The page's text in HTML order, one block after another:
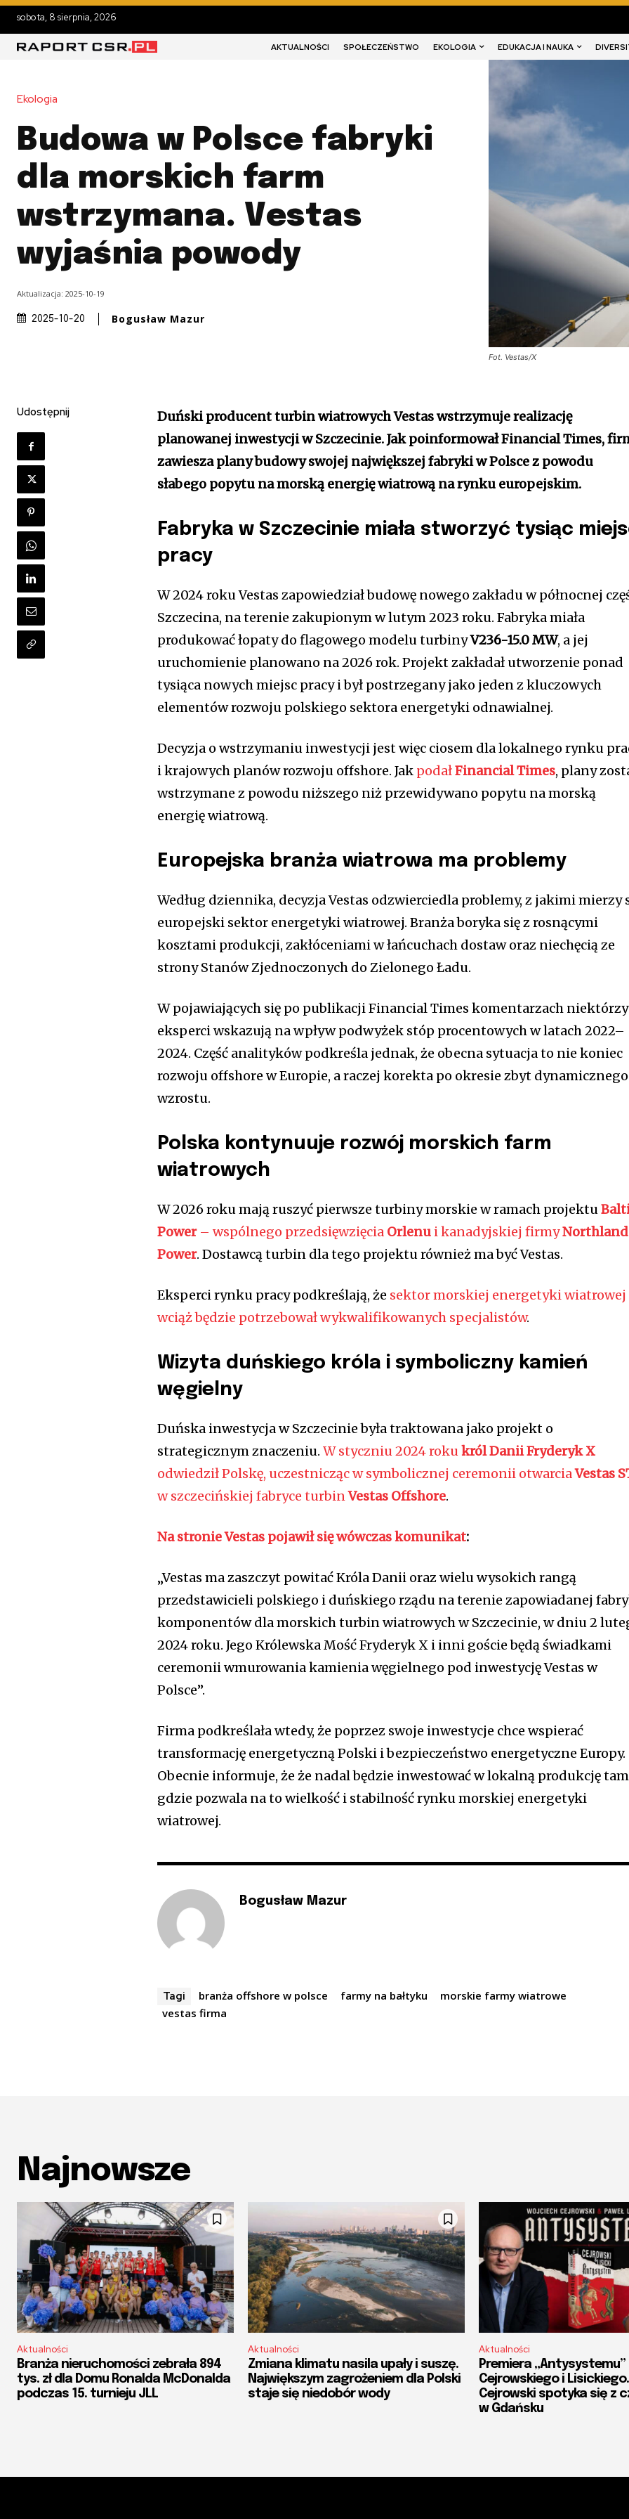
sobota, 8 sierpnia, 2026
AKTUALNOŚCI SPOŁECZEŃSTWO EKOLOGIA EDUKACJA I NAUKA
Ekologia
Budowa w Polsce fabryki
dla morskich farm
wstrzymana. Vestas
wyjaśnia powody
Aktualizacja: 2025-10-19
2025-10-20 Bogusław Mazur
Fot. Vestas/X
Udostępnij
Duński producent turbin wiatrowych Vestas wstrzymuje realizację
planowanej inwestycji w Szczecinie. Jak poinformował Financial Times,
zawiesza plany budowy swojej największej fabryki w Polsce z powodu
słabego popytu na morską energię wiatrową na rynku europejskim.
Fabryka w Szczecinie miała stworzyć tysiąc
pracy
W 2024 roku Vestas zapowiedział budowę nowego zakładu w północnej
Szczecina, na terenie zakupionym w lutym 2023 roku. Fabryka miała
produkować łopaty do flagowego modelu turbinyV236-15.0 MW, a jej
uruchomienie planowano na 2026 rok. Projekt zakładał utworzenie ponad
tysiąca nowych miejsc pracy i był postrzegany jako jeden z kluczowych
elementów rozwoju polskiego sektora energetyki odnawialnej.
Decyzja o wstrzymaniu inwestycji jest więc ciosem dla lokalnego rynku
i krajowych planów rozwoju offshore. Jak podałFinancial Times, plany
wstrzymane z powodu niższego niż przewidywano popytu na morską
energię wiatrową.
Europejska branża wiatrowa ma problemy
Według dziennika, decyzja Vestas odzwierciedla problemy, z jakimi mierzy
europejski sektor energetyki wiatrowej. Branża boryka się z rosnącymi
kosztami produkcji, zakłóceniami w łańcuchach dostaw oraz niechęcią ze
strony Stanów Zjednoczonych do Zielonego Ładu.
W pojawiających się po publikacji Financial Times komentarzach niektórzy
eksperci wskazują na wpływ podwyżek stóp procentowych w latach 2022–
2024. Część analityków podkreśla jednak, że obecna sytuacja to nie koniec
rozwoju offshore w Europie, a raczej korekta po okresie zbyt dynamicznego
wzrostu.
Polska kontynuuje rozwój morskich farm
wiatrowych
W 2026 roku mają ruszyć pierwsze turbiny morskie w ramach projektu
Power– wspólnego przedsięwzięcia Orlenu i kanadyjskiej firmyNorthland
Power. Dostawcą turbin dla tego projektu również ma być Vestas.
Eksperci rynku pracy podkreślają, że sektor morskiej energetyki wiatrowej
wciąż będzie potrzebował wykwalifikowanych specjalistów.
Wizyta duńskiego króla i symboliczny kamień
węgielny
Duńska inwestycja w Szczecinie była traktowana jako projekt o
strategicznym znaczeniu.W styczniu 2024 rokukról Danii Fryderyk X
odwiedził Polskę, uczestnicząc w symbolicznej ceremonii otwarciaVestas
w szczecińskiej fabryce turbinVestas Offshore.
Na stronie Vestas pojawił się wówczas komunikat:
„Vestas ma zaszczyt powitać Króla Danii oraz wielu wysokich rangą
przedstawicieli polskiego i duńskiego rządu na terenie zapowiadanej
komponentów dla morskich turbin wiatrowych w Szczecinie, w dniu 2
2024 roku. Jego Królewska Mość Fryderyk X i inni goście będą świadkami
ceremonii wmurowania kamienia węgielnego pod inwestycję Vestas w
Polsce”.
Firma podkreślała wtedy, że poprzez swoje inwestycje chce wspierać
transformację energetyczną Polski i bezpieczeństwo energetyczne Europy.
Obecnie informuje, że że nadal będzie inwestować w lokalną produkcję
gdzie pozwala na to wielkość i stabilność rynku morskiej energetyki
wiatrowej.
Bogusław Mazur
Tagi branża offshore w polsce farmy na bałtyku
morskie farmy wiatrowe
vestas firma
Najnowsze
Aktualności
Branża nieruchomości zebrała 894
tys. zł dla Domu Ronalda McDonalda
podczas 15. turnieju JLL
Aktualności
Zmiana klimatu nasila upały i suszę.
Największym zagrożeniem dla Polski
staje się niedobór wody
Aktualności
Premiera „Antysystemu”
Cejrowskiego i
Cejrowski spotyka się z
w Gdańsku